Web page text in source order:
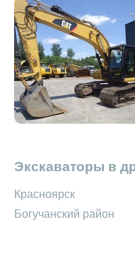
Экскаваторы в
Красноярск
Богучанский район